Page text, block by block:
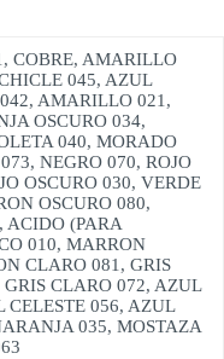
COBRE, AMARILLO
045, AZUL
AMARILLO 021,
OSCURO 034,
040, MORADO
NEGRO 070, ROJO
OSCURO 030, VERDE
OSCURO 080,
ACIDO (PARA
010, MARRON
CLARO 081, GRIS
CLARO 072, AZUL
CELESTE 056, AZUL
035, MOSTAZA